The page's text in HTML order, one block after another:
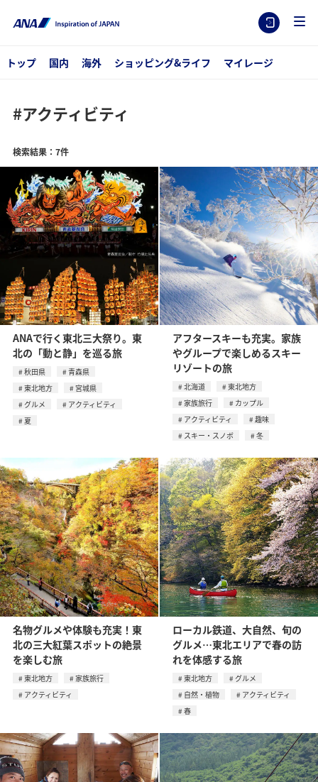
トップ 国内 海外 ショッピング&ライフ マイレージ
#アクティビティ
検索結果：7件
ANAで行く東北三大祭り。東
北の「動と静」を巡る旅
秋田県
青森県
東北地方
宮城県
グルメ
アクティビティ
夏
アフタースキーも充実。家族
やグループで楽しめるスキー
リゾートの旅
北海道
東北地方
家族旅行
カップル
アクティビティ
趣味
スキー・スノボ
冬
名物グルメや体験も充実！東
北の三大紅葉スポットの絶景
を楽しむ旅
東北地方
家族旅行
アクティビティ
ローカル鉄道、大自然、旬の
グルメ…東北エリアで春の訪
れを体感する旅
東北地方
グルメ
自然・植物
アクティビティ
春